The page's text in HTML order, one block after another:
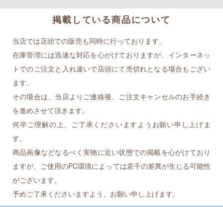
掲載している商品について
当店では店頭での販売も同時に行っております。
在庫管理には迅速な対応を心がけておりますが、インターネッ
トでのご注文と入れ違いで店頭にて売切れとなる場合もござい
ます。
その場合は、当店よりご連絡後、ご注文キャンセルのお手続き
を進めさせて頂きます。
何卒ご理解の上、ご了承くださいますようお願い申し上げま
す。
商品画像などなるべく実物に近い状態での掲載を心がけており
ますが、ご使用のPC環境によっては若干の差異が生じる可能性
がございます。
予めご了承くださいますよう、お願い申し上げます。